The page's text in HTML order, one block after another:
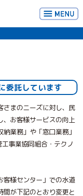
委託しています
さまのニーズに対し、民
、お客様サービスの向上
業務」や「窓口業務」
事業協同組合・テクノ
客様センター」での水道
が下記のとおり変更と